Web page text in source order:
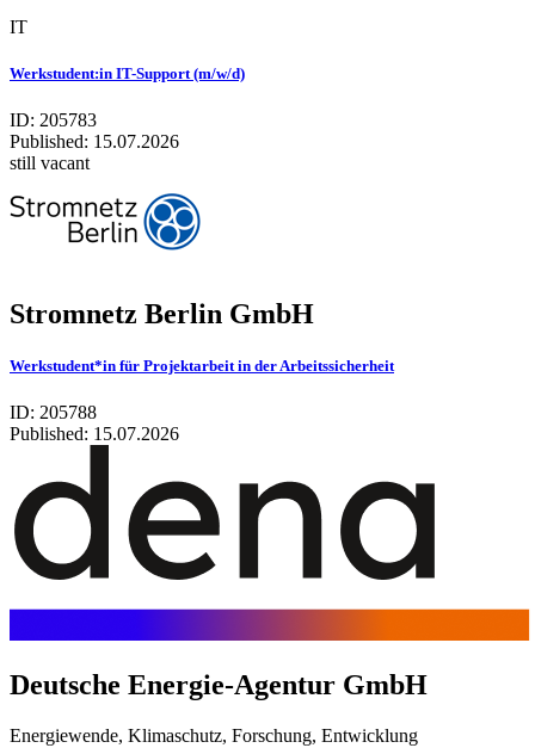
IT
Werkstudent:in IT-Support (m/w/d)
ID: 205783
Published: 15.07.2026
still vacant
Stromnetz Berlin GmbH
Werkstudent*in für Projektarbeit in der Arbeitssicherheit
ID: 205788
Published: 15.07.2026
Deut­sche Ener­gie-Agen­tur GmbH
Energiewende, Klimaschutz, Forschung, Entwicklung